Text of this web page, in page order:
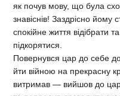
як почув мову, що була
знавіснів! Заздрісно йому
спокійне життя відібрати
підкорятися.
Повернувся цар до себе
йти війною на прекрасну
витримав — вийшов до